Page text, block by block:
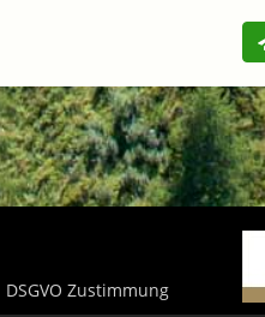
DSGVO Zustimmung